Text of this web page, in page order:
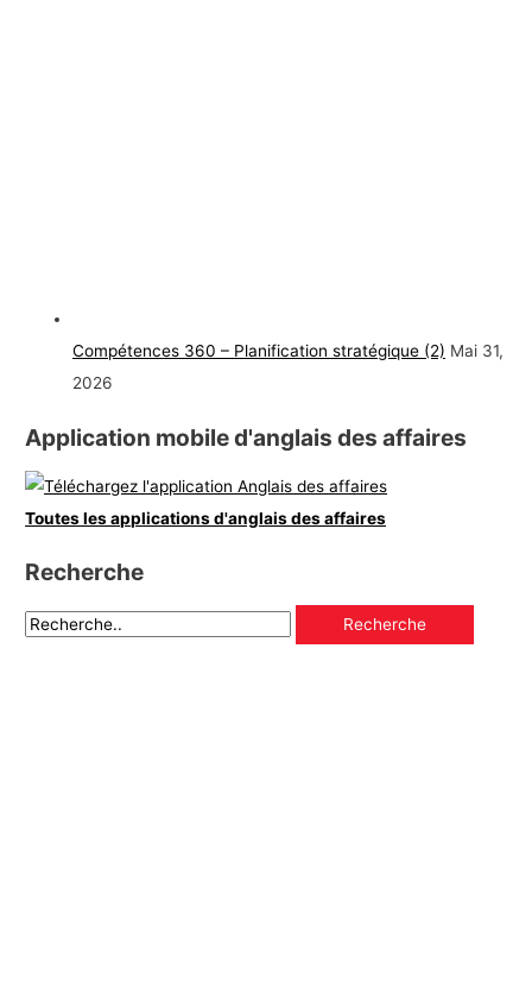
Compétences 360 – Planification stratégique (2) Mai 31,
2026
Application mobile d'anglais des affaires
Toutes les applications d'anglais des affaires
Recherche